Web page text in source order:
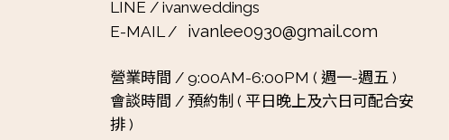
LINE / ivanweddings
E-MAIL / ivanlee0930@gmail.com
營業時間 / 9:00AM-6:00PM ( 週一-週五 )
會談時間 / 預約制 ( 平日晚上及六日可配合安
排 )